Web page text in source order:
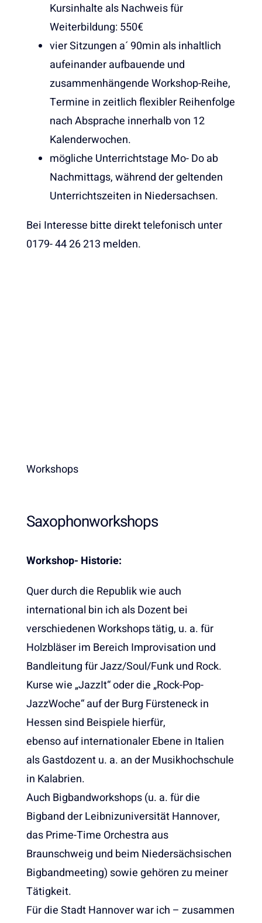
Kursinhalte als Nachweis für
Weiterbildung: 550€
vier Sitzungen a´ 90min als inhaltlich
aufeinander aufbauende und
zusammenhängende Workshop-Reihe,
Termine in zeitlich flexibler Reihenfolge
nach Absprache innerhalb von 12
Kalenderwochen.
mögliche Unterrichtstage Mo- Do ab
Nachmittags, während der geltenden
Unterrichtszeiten in Niedersachsen.
Bei Interesse bitte direkt telefonisch unter
0179- 44 26 213 melden.
Workshops
Saxophonworkshops
Workshop- Historie:
Quer durch die Republik wie auch
international bin ich als Dozent bei
verschiedenen Workshops tätig, u. a. für
Holzbläser im Bereich Improvisation und
Bandleitung für Jazz/Soul/Funk und Rock.
Kurse wie „JazzIt“ oder die „Rock-Pop-
JazzWoche“ auf der Burg Fürsteneck in
Hessen sind Beispiele hierfür,
ebenso auf internationaler Ebene in Italien
als Gastdozent u. a. an der Musikhochschule
in Kalabrien.
Auch Bigbandworkshops (u. a. für die
Bigband der Leibnizuniversität Hannover,
das Prime-Time Orchestra aus
Braunschweig und beim Niedersächsischen
Bigbandmeeting) sowie gehören zu meiner
Tätigkeit.
Für die Stadt Hannover war ich – zusammen